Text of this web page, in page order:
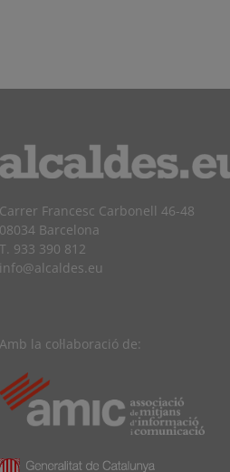
Carrer Francesc Carbonell 46-48
08034 Barcelona
T. 933 390 812
info@alcaldes.eu
Amb la col·laboració de: